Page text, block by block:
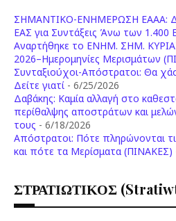
ΣΗΜΑΝΤΙΚΟ-ΕΝΗΜΕΡΩΣΗ ΕΑΑΑ:
ΕΑΣ για Συντάξεις Άνω των 1.400
Aναρτήθηκε το ENHM. ΣΗΜ.
2026–Ημερομηνίες Μερισμάτων
Συνταξιούχοι-Απόστρατοι: Θα
Δείτε γιατί - 6/25/2026
Δαβάκης: Καμία αλλαγή στο
περίθαλψης αποστράτων και
τους - 6/18/2026
Aπόστρατοι: Πότε πληρώνονται
και πότε τα Μερίσματα (ΠΙΝΑΚΕΣ)
ΣΤΡΑΤΙΩΤΙΚΟΣ